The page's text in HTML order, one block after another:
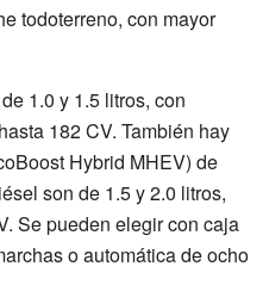
todoterreno, con mayor
1.0 y 1.5 litros, con
182 CV. También hay
Hybrid MHEV) de
son de 1.5 y 2.0 litros,
Se pueden elegir con caja
o automática de ocho